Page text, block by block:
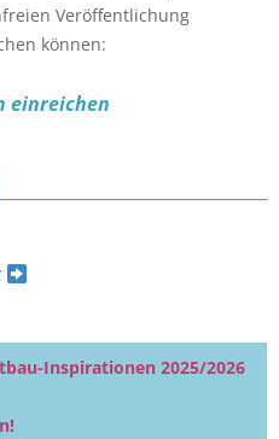
Veröffentlichung
können:
einreichen
Inspirationen 2025/2026